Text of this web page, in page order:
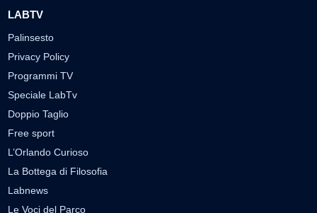
LABTV
Palinsesto
Privacy Policy
Programmi TV
Speciale LabTv
Doppio Taglio
Free sport
L’Orlando Curioso
La Bottega di Filosofia
Labnews
Le Voci del Parco